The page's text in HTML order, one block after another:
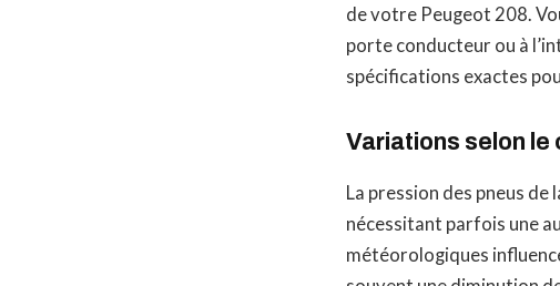
de votre Peugeot 208.
porte conducteur ou à
spécifications exactes
Variations selon
La pression des pneus
nécessitant parfois une
météorologiques